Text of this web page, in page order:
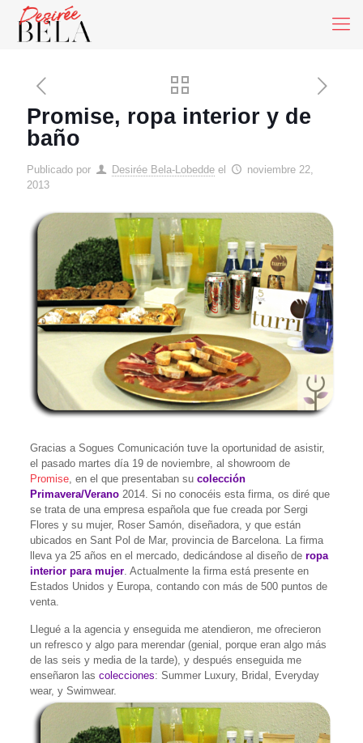
Promise, ropa interior y de
baño
Publicado por Desirée Bela-Lobedde el
noviembre 22,
2013
Gracias a Sogues Comunicación tuve la oportunidad de asistir,
el pasado martes día 19 de noviembre, al showroom de
Promise, en el que presentaban su colección
Primavera/Verano2014. Si no conocéis esta firma, os diré que
se trata de una empresa española que fue creada por Sergi
Flores y su mujer, Roser Samón, diseñadora, y que están
ubicados en Sant Pol de Mar, provincia de Barcelona. La firma
lleva ya 25 años en el mercado, dedicándose al diseño de ropa
interior para mujer. Actualmente la firma está presente en
Estados Unidos y Europa, contando con más de 500 puntos de
venta.
Llegué a la agencia y enseguida me atendieron, me ofrecieron
un refresco y algo para merendar (genial, porque eran algo más
de las seis y media de la tarde), y después enseguida me
enseñaron las colecciones: Summer Luxury, Bridal, Everyday
wear, y Swimwear.